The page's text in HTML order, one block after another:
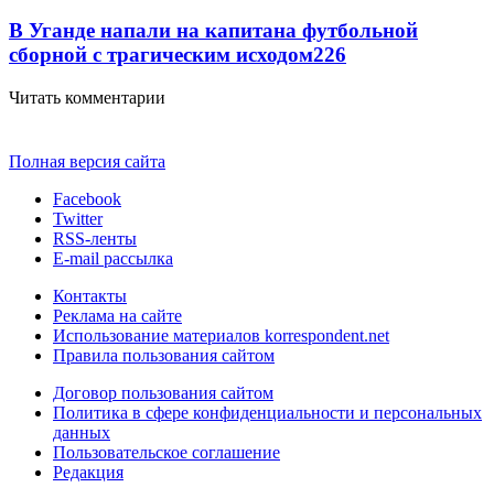
В Уганде напали на капитана футбольной
сборной с трагическим исходом226
Читать комментарии
Полная версия сайта
Facebook
Twitter
RSS-ленты
E-mail рассылка
Контакты
Реклама на сайте
Использование материалов korrespondent.net
Правила пользования сайтом
Договор пользования сайтом
Политика в сфере конфиденциальности и персональных
данных
Пользовательское соглашение
Редакция